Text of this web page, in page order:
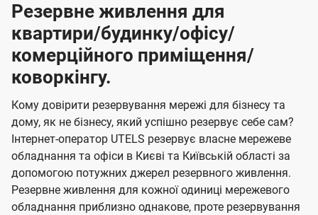
Резервне живлення для
квартири/будинку/офісу/
комерційного приміщення/
коворкінгу.
Кому довірити резервування мережі для бізнесу та
дому, як не бізнесу, який успішно резервує себе сам?
Інтернет-оператор UTELS резервує власне мережеве
обладнання та офіси в Києві та Київській області за
допомогою потужних джерел резервного живлення.
Резервне живлення для кожної одиниці мережевого
обладнання приблизно однакове, проте резервування